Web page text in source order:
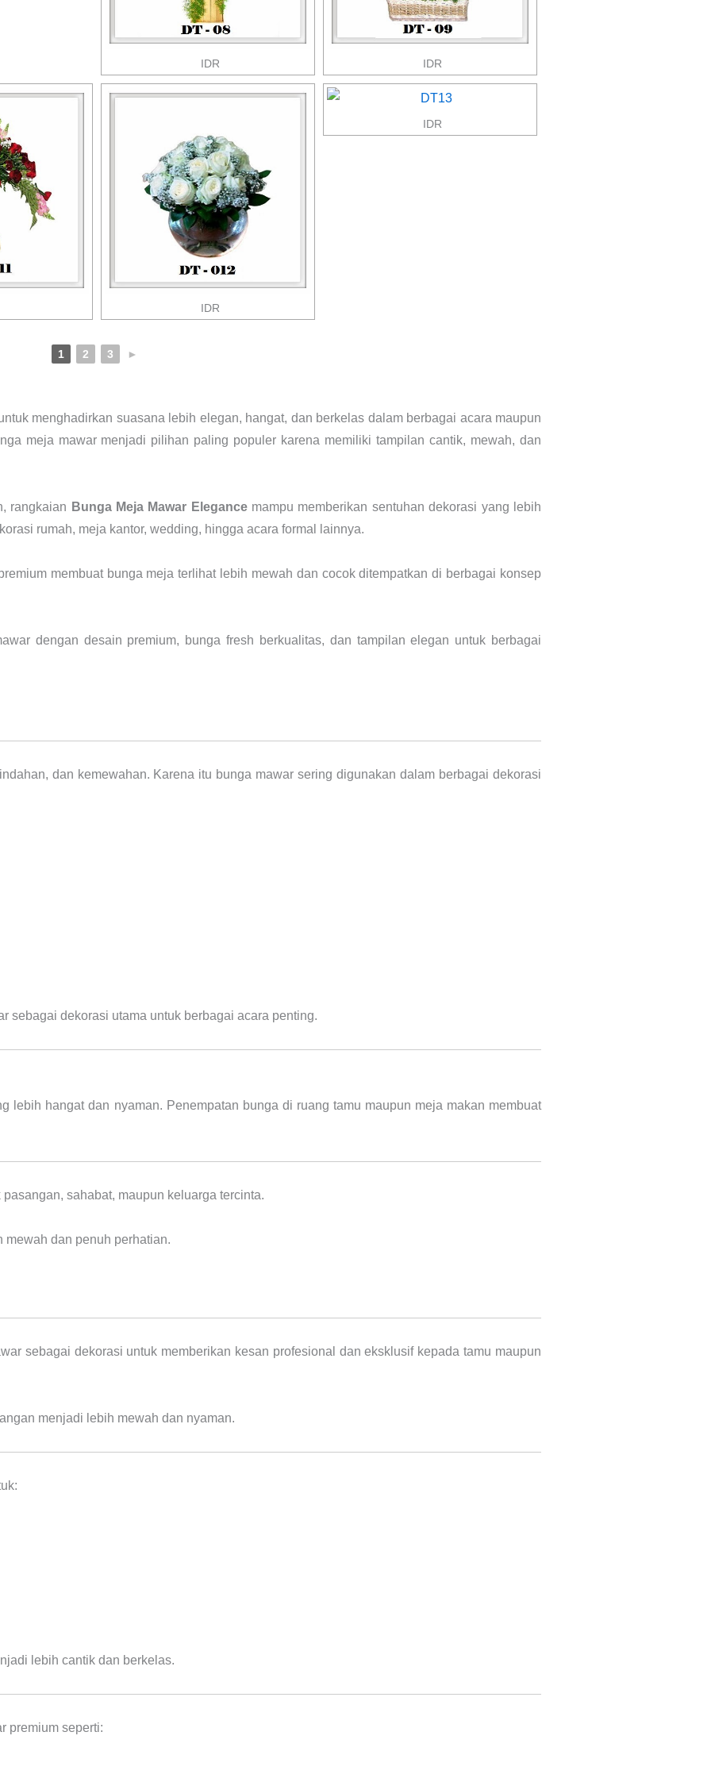
IDR IDR
IDR
IDR
1 2 3 ►
menghadirkan suasana lebih elegan, hangat, dan berkelas dalam berbagai acara maupun
meja mawar menjadi pilihan paling populer karena memiliki tampilan cantik, mewah, dan
rangkaian Bunga Meja Mawar Elegancemampu memberikan sentuhan dekorasi yang lebih
rumah, meja kantor, wedding, hingga acara formal lainnya.
membuat bunga meja terlihat lebih mewah dan cocok ditempatkan di berbagai konsep
dengan desain premium, bunga fresh berkualitas, dan tampilan elegan untuk berbagai
dan kemewahan. Karena itu bunga mawar sering digunakan dalam berbagai dekorasi
sebagai dekorasi utama untuk berbagai acara penting.
lebih hangat dan nyaman. Penempatan bunga di ruang tamu maupun meja makan membuat
sahabat, maupun keluarga tercinta.
dan penuh perhatian.
sebagai dekorasi untuk memberikan kesan profesional dan eksklusif kepada tamu maupun
menjadi lebih mewah dan nyaman.
lebih cantik dan berkelas.
premium seperti: